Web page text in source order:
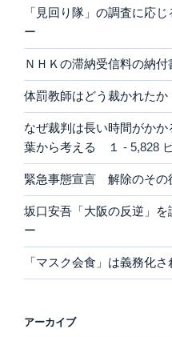
「見回り隊」の調査に応
ー
ＮＨＫの滞納受信料の納付
体罰教師はどう裁かれた
なぜ裁判は長い時間がか
葉から考える １ - 5,828
緊急事態宣言 解除のその
坂口安吾「大阪の反逆」を
ー
「マスク会食」は義務化
アーカイブ